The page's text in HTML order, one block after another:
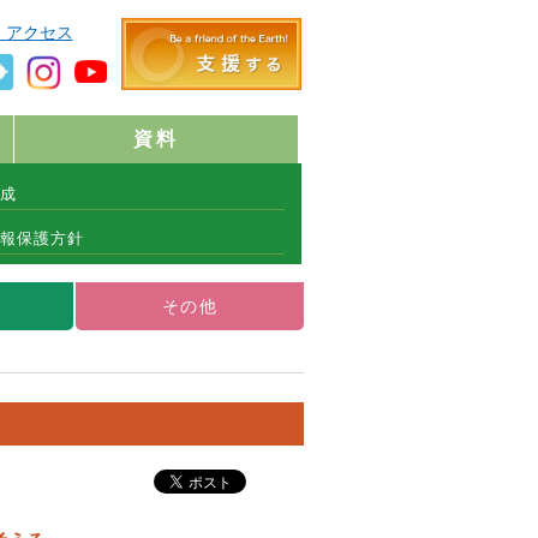
アクセス
資料
保護方針
その他